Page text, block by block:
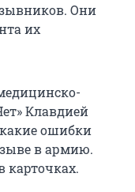
Они
их
Клавдией
ошибки
в армию.